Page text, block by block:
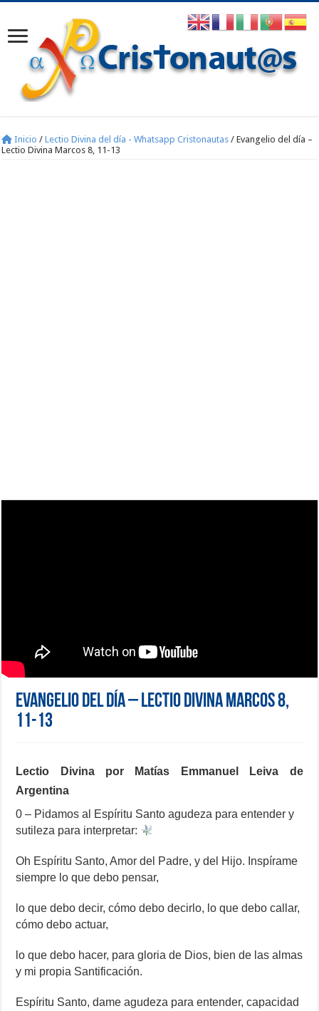
Inicio / Lectio Divina del día - Whatsapp Cristonautas / Evangelio del día –
Lectio Divina Marcos 8, 11-13
Evangelio del día – Lectio Divina Marcos 8,
11-13
Lectio Divina por Matías Emmanuel Leiva de
Argentina
0 – Pidamos al Espíritu Santo agudeza para entender y
sutileza para interpretar:
Oh Espíritu Santo,Amor del Padre, y del Hijo. Inspírame
siempre lo que debo pensar,
lo que debo decir,cómo debo decirlo, lo que debo callar,
cómo debo actuar,
lo que debo hacer, para gloria de Dios, bien de las almas
y mi propia Santificación.
Espíritu Santo,dame agudeza para entender,capacidad